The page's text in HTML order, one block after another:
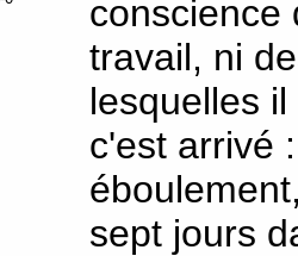
conscience
travail, ni
lesquelles
c'est arrivé
sept jours